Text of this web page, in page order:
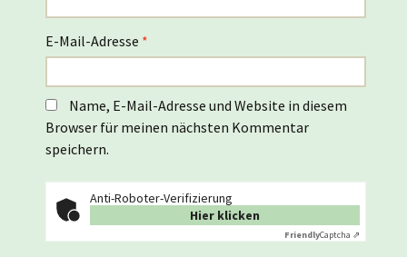
E-Mail-Adresse *
Name, E-Mail-Adresse und Website in diesem
Browser für meinen nächsten Kommentar
speichern.
Anti-Roboter-Verifizierung
Hier klicken
FriendlyCaptcha ⇗